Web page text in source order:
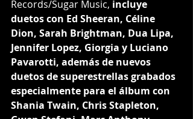
Records/Sugar Music, incluye
duetos con Ed Sheeran, Céline
Dion, Sarah Brightman, Dua Lipa,
Jennifer Lopez, Giorgia y Luciano
Pavarotti, además de nuevos
duetos de superestrellas grabados
especialmente para el álbum con
Shania Twain, Chris Stapleton,